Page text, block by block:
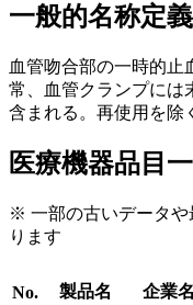
一般的名称定義
血管吻合部の一時的止
常、血管クランプには
含まれる。再使用を除
医療機器品目
※ 一部の古いデータや
ります
No. 製品名 企業名